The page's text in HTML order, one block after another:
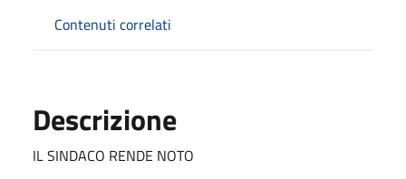
Contenuti correlati
Descrizione
IL SINDACO RENDE NOTO